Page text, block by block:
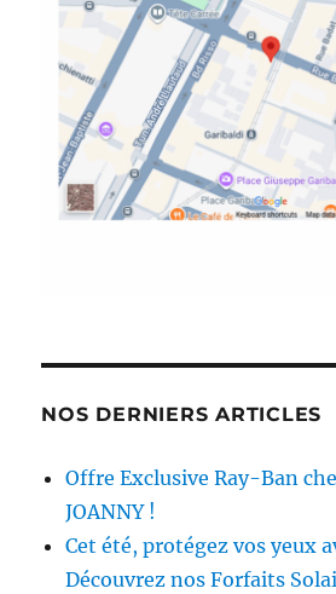
NOS DERNIERS ARTICLES
Offre Exclusive Ray-Ban
JOANNY !
Cet été, protégez vos yeux
Découvrez nos Forfaits